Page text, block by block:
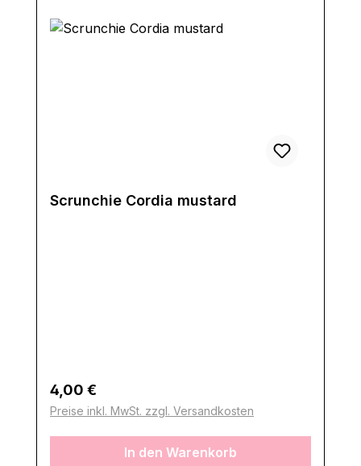
Scrunchie Cordia mustard
Regulärer Preis:
4,00 €
Preise inkl. MwSt. zzgl. Versandkosten
In den Warenkorb